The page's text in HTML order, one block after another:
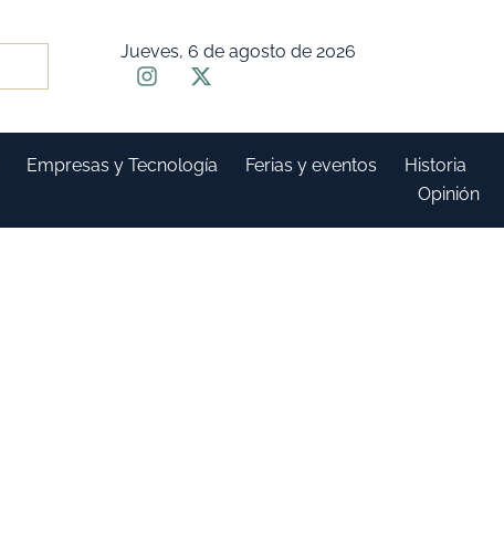
Jueves, 6 de agosto de 2026
Empresas y Tecnología Ferias y eventos
Historia
Opinión